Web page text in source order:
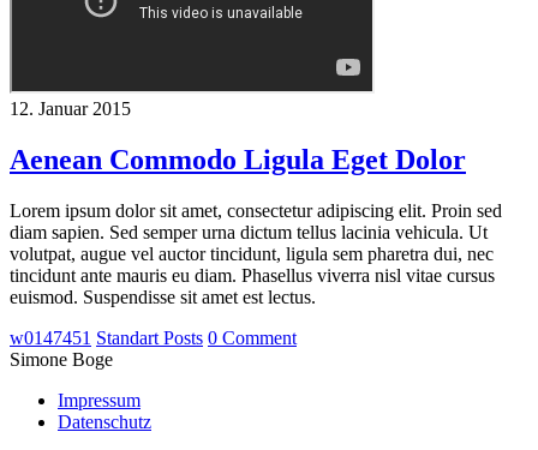
12. Januar 2015
Aenean Commodo Ligula Eget Dolor
Lorem ipsum dolor sit amet, consectetur adipiscing elit. Proin sed
diam sapien. Sed semper urna dictum tellus lacinia vehicula. Ut
volutpat, augue vel auctor tincidunt, ligula sem pharetra dui, nec
tincidunt ante mauris eu diam. Phasellus viverra nisl vitae cursus
euismod. Suspendisse sit amet est lectus.
w0147451 Standart Posts 0 Comment
Simone Boge
Impressum
Datenschutz